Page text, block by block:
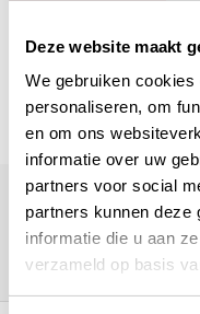
Deze website maakt
We gebruiken
personaliseren, om
en om ons
informatie over uw
partners voor social
partners kunnen deze
informatie die u aan
verzameld op basis
180.000+ Klanten |
Google
Reviews:
woord